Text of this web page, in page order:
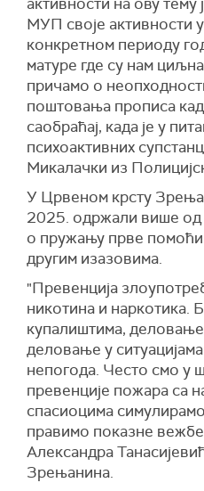
МУП своје активности
конкретном периоду
матуре где су нам
причамо о
поштовања прописа
саобраћај, када је у
психоактивних
Микалачки из
У Црвеном крсту
2025. одржали више од
о пружању прве
другим изазовима.
"Превенција
никотина и наркотика.
купалиштима,
деловање у
непогода. Често смо у
превенције пожара са
спасиоцима
правимо показне
Александра
Зрењанина.